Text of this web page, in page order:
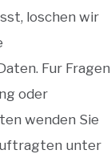
loschen wir
Fur Fragen
oder
wenden Sie
unter